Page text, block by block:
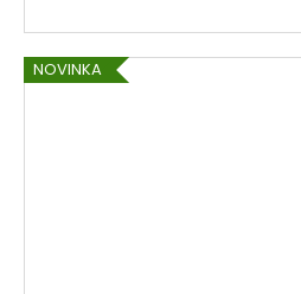
NOVINKA